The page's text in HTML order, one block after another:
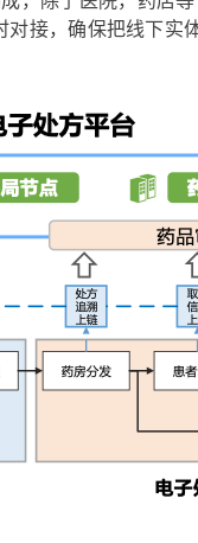
接，确保把线下实